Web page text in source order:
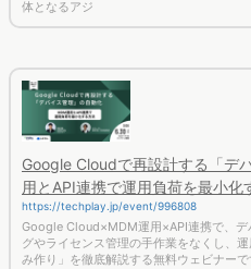
用とAPI連携で運用負荷を最小化
https://techplay.jp/event/996808
Google Cloud×MDM運用×API連携で、デ
グやライセンス管理の手作業をなくし、
み作り」を徹底解説する無料ウェビナー
ら抜け出すためのポイントも解説します。